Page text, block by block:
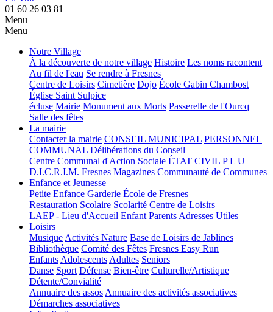
01 60 26 03 81
Menu
Menu
Notre Village
À la découverte de notre village Histoire Les noms racontent
Au fil de l'eau Se rendre à Fresnes
Centre de Loisirs Cimetière Dojo École Gabin Chambost
Église Saint Sulpice
écluse Mairie Monument aux Morts Passerelle de l'Ourcq
Salle des fêtes
La mairie
Contacter la mairie CONSEIL MUNICIPAL PERSONNEL
COMMUNAL Délibérations du Conseil
Centre Communal d'Action Sociale ÉTAT CIVIL P L U
D.I.C.R.I.M. Fresnes Magazines Communauté de Communes
Enfance et Jeunesse
Petite Enfance Garderie École de Fresnes
Restauration Scolaire Scolarité Centre de Loisirs
LAEP - Lieu d'Accueil Enfant ParentsAdresses Utiles
Loisirs
MusiqueActivités Nature Base de Loisirs de Jablines
Bibliothèque Comité des Fêtes Fresnes Easy Run
EnfantsAdolescentsAdultes Seniors
Danse Sport Défense Bien-être Culturelle/Artistique
Détente/Convialité
Annuaire des assosAnnuaire des activités associatives
Démarches associatives